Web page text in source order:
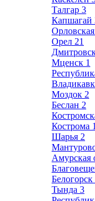
Талгар 3
Капшагай
Орел 21
Мценск 1
Моздок 2
Беслан 2
Кострома
Шарья 2
Амурская
Белогорск
Тында 3